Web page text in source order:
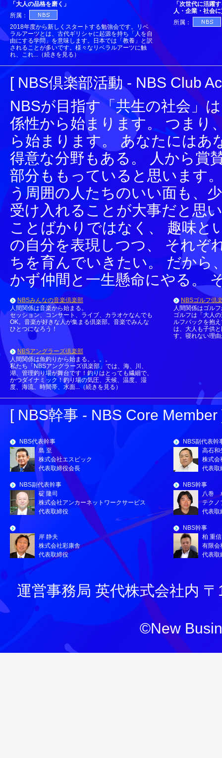
「大人の品格を磨く」
所属：
2018年度から新しくスタートする勉強会です。リベ
ラルアーツとは、古代ギリシャに起源を持ち「人を自
由にする学問」を意味します。日本では「教養」と訳
されることが多いです。様々なリベラルアーツに触
れ、これ...（続きを見る）
「次世代に活躍
人・企業・社会
所属：
[ NBS倶楽部活動 - NBS Club
NBSが目指す「共生の社会」
係性から始まります。 つまり
ら始まります。 あなたにはあ
得意な分野もある。 人から賞
部分ももっていると思います
う周囲の人たちのいい面も、
受け入れることが大事だと思
ことばかりではなく、 趣味と
の自分を表現しつつ、 それぞ
ちを育んでいきたい。 だから
かず仲間と一生懸命にやる。
NBSみんなの音楽倶楽部
人間関係は音楽から始まる。
セッション、コンサート、ライブ、カラオケなんでも
OK。音楽が好きな人が集まる倶楽部。音楽でみんな
ひとつになろう！
NBSゴルフ倶
人間関係はゴル
ゴルフは「大人
ルフバックを抱
は、大人も子供
す。寝れない理
NBSアングラーズ倶楽部
人間関係は魚釣りから始まる。。。。
私たち「NBSアングラーズ倶楽部」では、海、川、
湖、管理釣り場が舞台です！釣りはとっても繊細で、
かつダイナミック！釣り場の気圧、天候、温度、湿
度、海流、時間帯、水面...（続きを見る）
[ NBS幹事 - NBS Core Member
NBS代表幹事
島 至
株式会社エスピック
代表取締役会長
NBS副代表幹
高石和
株式会
代表取
NBS副代表幹事
碇 隆司
株式会社アンカーネットワークサービス
代表取締役
NBS幹事
八巻
テクノ
代表取
岸 静夫
株式会社彩康舎
代表取締役
NBS幹事
柏 重信
有限会
代表取
運営事務局 英代株式会社内
©New